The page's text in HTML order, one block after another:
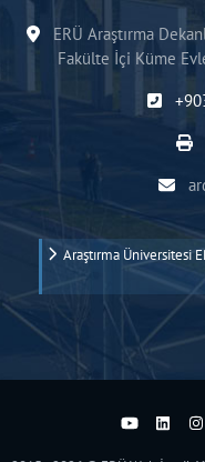
ERÜ Araştırma
Fakülte İçi Küme
Araştırma Üniversitesi